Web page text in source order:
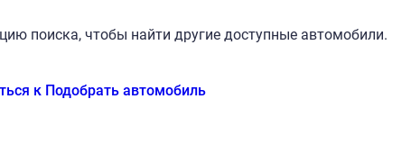
поиска, чтобы найти другие доступные автомобили.
к Подобрать автомобиль